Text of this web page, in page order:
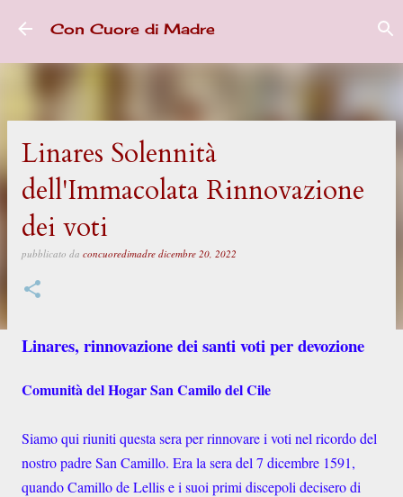
Passa ai contenuti principali
Con Cuore di Madre
Linares Solennità
dell'Immacolata Rinnovazione
dei voti
pubblicato da concuoredimadre dicembre 20, 2022
Linares, rinnovazione dei santi voti per devozione
Comunità del Hogar San Camilo del Cile
Siamo qui riuniti questa sera per rinnovare i voti nel ricordo del
nostro padre San Camillo. Era la sera del 7 dicembre 1591,
quando Camillo de Lellis e i suoi primi discepoli decisero di